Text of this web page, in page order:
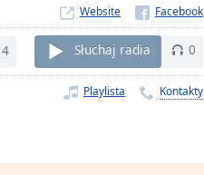
Website
4 Słuchaj radia 0
Playlista Kontakty